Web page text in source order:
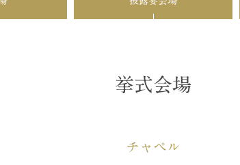
挙式会場
チャペル